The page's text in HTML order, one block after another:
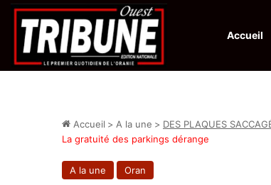
Accueil
Infos en Direct: Protection de la ville sainte d’El-Qods :
Accueil > A la une > DES PLAQUES
La gratuité des parkings dérange
A la une Oran